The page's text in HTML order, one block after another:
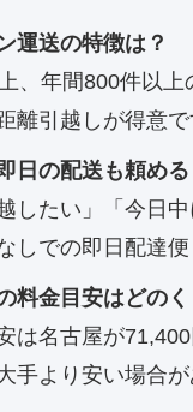
運送の特徴は？
、年間800件以上
離引越しが得意で
日の配送も頼める
したい」「今日
しでの即日配達便
料金目安はどのく
は名古屋が
手より安い場合が